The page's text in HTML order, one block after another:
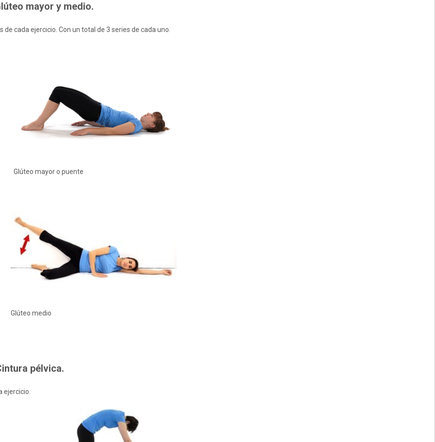
mayor y medio.
de cada ejercicio. Con un total de 3 series de cada uno.
Glúteo mayor o puente
Glúteo medio
pélvica.
ejercicio.